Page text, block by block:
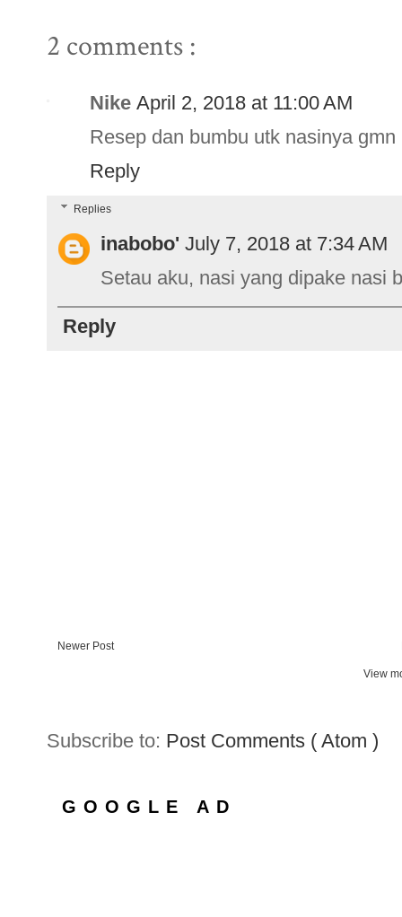
2 comments :
Nike April 2, 2018 at 11:00 AM
Resep dan bumbu utk nasinya gmn
Reply
Replies
inabobo' July 7, 2018 at 7:34 AM
Setau aku, nasi yang dipake nasi
Reply
Newer Post
View
Subscribe to: Post Comments ( Atom )
GOOGLE AD